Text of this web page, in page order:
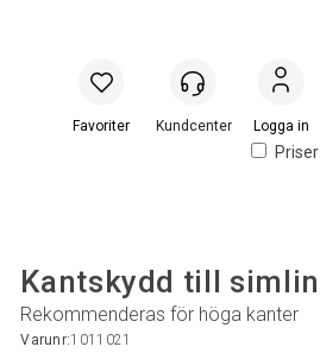
Logga in
Kantskydd till
Rekommenderas för höga kanter
Varunr:1011021